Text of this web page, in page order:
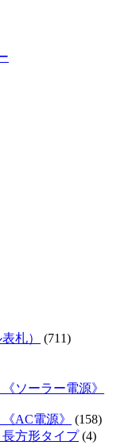
札）
(711)
ソーラー電源》
AC電源》
(158)
方形タイプ(4)